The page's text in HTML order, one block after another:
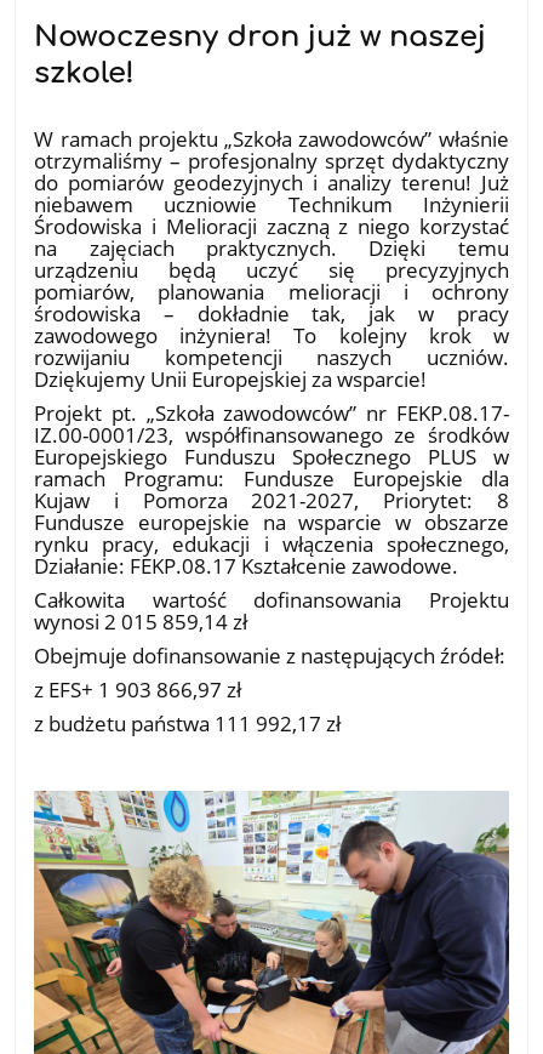
Nowoczesny dron już w naszej
szkole!
W ramach projektu „Szkoła zawodowców” właśnie
otrzymaliśmy – profesjonalny sprzęt dydaktyczny
do pomiarów geodezyjnych i analizy terenu! Już
niebawem uczniowie Technikum Inżynierii
Środowiska i Melioracji zaczną z niego korzystać
na zajęciach praktycznych. Dzięki temu
urządzeniu będą uczyć się precyzyjnych
pomiarów, planowania melioracji i ochrony
środowiska – dokładnie tak, jak w pracy
zawodowego inżyniera! To kolejny krok w
rozwijaniu kompetencji naszych uczniów.
Dziękujemy Unii Europejskiej za wsparcie!
Projekt pt. „Szkoła zawodowców” nr FEKP.08.17-
IZ.00-0001/23, współfinansowanego ze środków
Europejskiego Funduszu Społecznego PLUS w
ramach Programu: Fundusze Europejskie dla
Kujaw i Pomorza 2021-2027, Priorytet: 8
Fundusze europejskie na wsparcie w obszarze
rynku pracy, edukacji i włączenia społecznego,
Działanie: FEKP.08.17 Kształcenie zawodowe.
Całkowita wartość dofinansowania Projektu
wynosi 2 015 859,14 zł
Obejmuje dofinansowanie z następujących źródeł:
z EFS+ 1 903 866,97 zł
z budżetu państwa 111 992,17 zł